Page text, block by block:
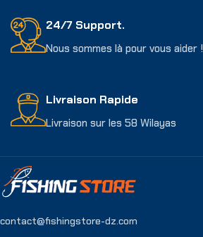
24/7 Support.
Nous sommes là pour vous aider !
Livraison Rapide
Livraison sur les 58 Wilayas
contact@fishingstore-dz.com